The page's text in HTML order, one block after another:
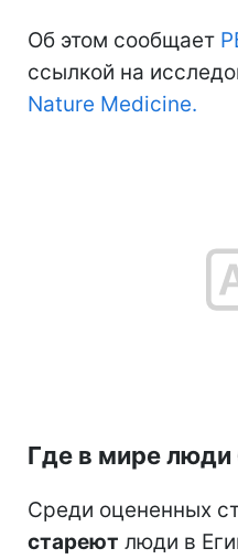
Об этом сообщает
ссылкой на
Nature Medicine.
Где в мире
Среди оцененных
стареют люди в